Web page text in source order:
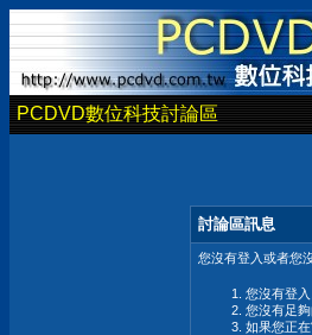
PCDVD數位科技討論區
討論區訊息
您沒有登入或者您
您沒有登
您沒有足
如果您正